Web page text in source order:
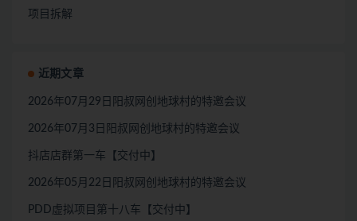
项目拆解
近期文章
2026年07月29日阳叔网创地球村的特邀会议
2026年07月3日阳叔网创地球村的特邀会议
抖店店群第一车【交付中】
2026年05月22日阳叔网创地球村的特邀会议
PDD虚拟项目第十八车【交付中】